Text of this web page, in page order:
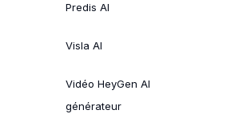
Predis AI
Visla AI
Vidéo HeyGen AI
générateur